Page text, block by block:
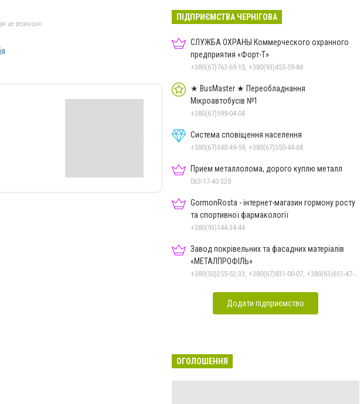
це редакцію
ПІДПРИЄМСТВА ЧЕРНІГОВА
СЛУЖБА ОХРАНЫ Коммерческого охранного
предприятия «Форт-Т»
+380(67)763-69-15, +380(93)455-59-84
★ BusMaster ★ Переобладнання
Мікроавтобусів №1
+380(67)599-04-04
Система сповіщення населення
+380(67)340-49-59, +380(67)350-44-68
Прием металлолома, дорого куплю металл
063-17-40-320
GormonRosta - інтернет-магазин гормону росту
та спортивної фармакології
+380(93)144-34-44
Завод покрівельних та фасадних матеріалів
«МЕТАЛПРОФІЛЬ»
Додати підприємство
ОГОЛОШЕННЯ